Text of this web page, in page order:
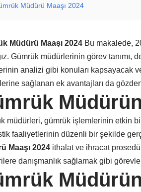
Müdürü Maaşı 2024
Müdürü Maaşı 2024 Bu makalede,
Gümrük müdürlerinin görev tanımı,
analizi gibi konuları kapsayacak
sağlanan ek avantajları da
müdürleri, gümrük işlemlerinin etkin
faaliyetlerinin düzenli bir şekilde
Maaşı 2024 ithalat ve ihracat
danışmanlık sağlamak gibi